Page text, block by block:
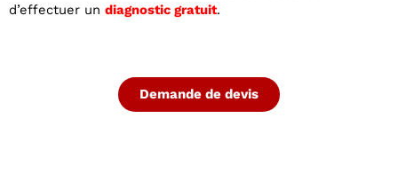
d’effectuer un diagnostic gratuit.
Demande de devis